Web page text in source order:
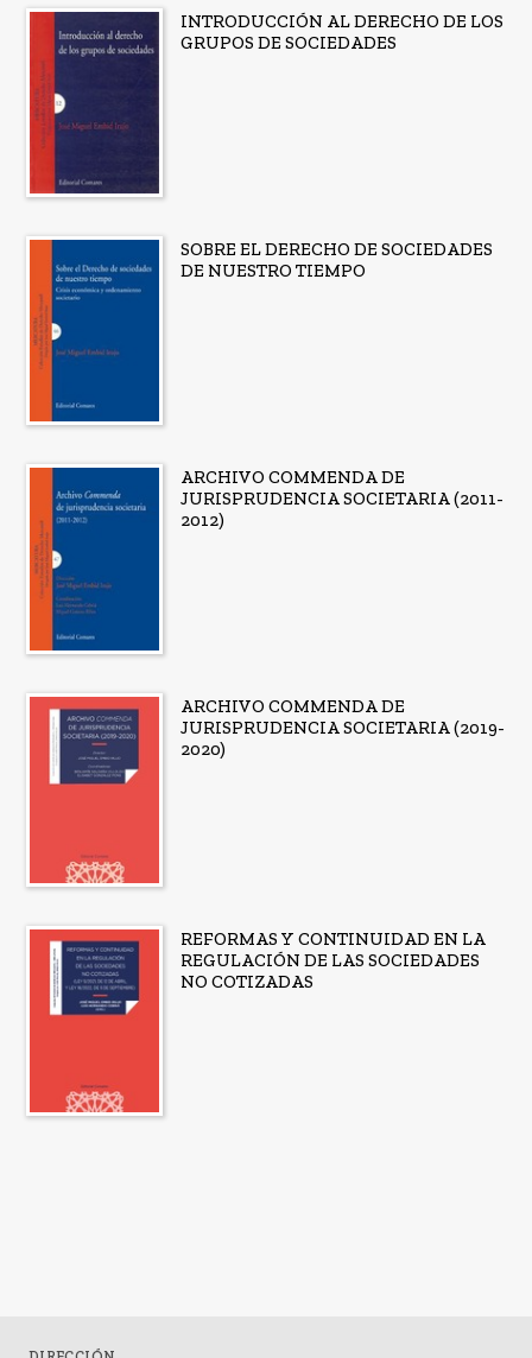
INTRODUCCIÓN AL DERECHO DE LOS
GRUPOS DE SOCIEDADES
SOBRE EL DERECHO DE SOCIEDADES
DE NUESTRO TIEMPO
ARCHIVO COMMENDA DE
JURISPRUDENCIA SOCIETARIA (2011-
2012)
ARCHIVO COMMENDA DE
JURISPRUDENCIA SOCIETARIA (2019-
2020)
REFORMAS Y CONTINUIDAD EN LA
REGULACIÓN DE LAS SOCIEDADES
NO COTIZADAS